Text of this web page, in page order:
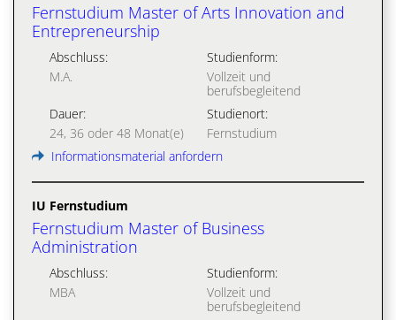
Fernstudium Master of Arts Innovation and
Entrepreneurship
Abschluss:
M.A.
Studienform:
Vollzeit und
berufsbegleitend
Dauer:
24, 36 oder 48 Monat(e)
Studienort:
Fernstudium
Informationsmaterial anfordern
IU Fernstudium
Fernstudium Master of Business
Administration
Abschluss:
MBA
Studienform:
Vollzeit und
berufsbegleitend